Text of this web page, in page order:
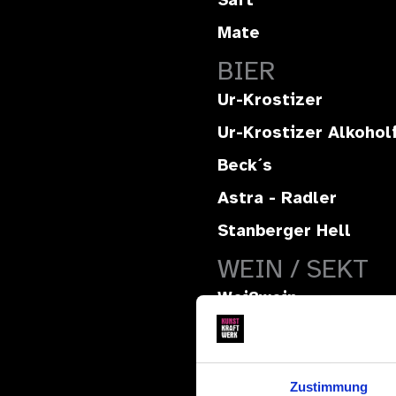
Zustimmung
Mate
BIER
Ur-Krostizer
Ur-Krostizer
Beck´s
Astra - Radler
Stanberger Hell
WEIN / SEKT
Weißwein
Cellier de la Comtesse
Cellier de la Comtesse